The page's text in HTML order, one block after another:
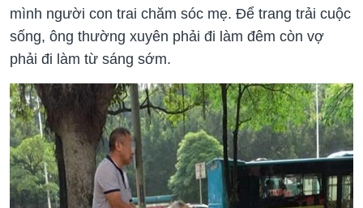
mình người con trai chăm sóc mẹ. Để trang trải cuộc
sống, ông thường xuyên phải đi làm đêm còn vợ
phải đi làm từ sáng sớm.